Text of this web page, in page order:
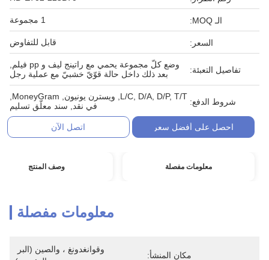
الـ MOQ: 1 مجموعة
السعر: قابل للتفاوض
تفاصيل التعبئة:
وضع كلّ مجموعة يحمي مع راتينج ليف و pp فيلم,
بعد ذلك داخل حالة قوّيّ خشبيّ مع عملية رجل
شروط الدفع:
في نقد, سند معلّق تسليم
احصل على أفضل سعر اتصل الآن
معلومات مفصلة وصف المنتج
معلومات مفصلة
مكان المنشأ: